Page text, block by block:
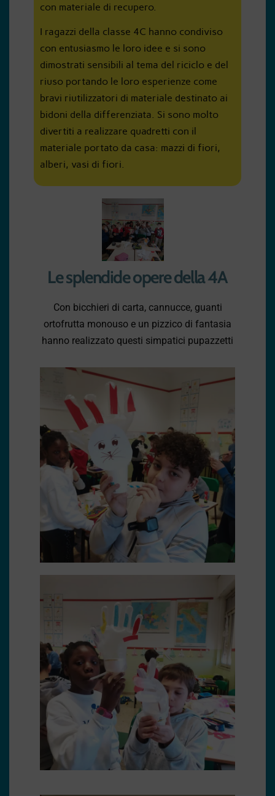
con materiale di recupero.
I ragazzi della classe 4C hanno condiviso
con entusiasmo le loro idee e si sono
dimostrati sensibili al tema del riciclo e del
riuso portando le loro esperienze come
bravi riutilizzatori di materiale destinato ai
bidoni della differenziata. Si sono molto
divertiti a realizzare quadretti con il
materiale portato da casa: mazzi di fiori,
alberi, vasi di fiori.
Le splendide opere della 4A
Con bicchieri di carta, cannucce, guanti
ortofrutta monouso e un pizzico di fantasia
hanno realizzato questi simpatici pupazzetti